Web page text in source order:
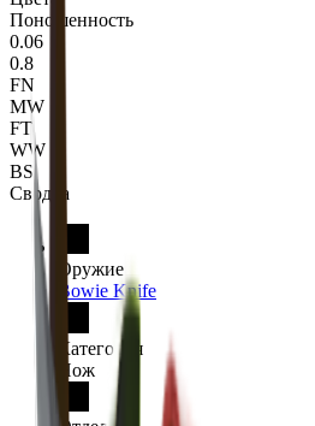
Поношенность
0.06
0.8
FN
MW
FT
WW
BS
Сводка
Оружие
Bowie Knife
Категория
Нож